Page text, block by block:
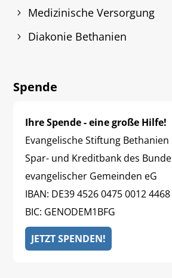
Medizinische Versorgung
Diakonie Bethanien
Spende
Ihre Spende - eine große Hilfe!
Evangelische Stiftung Bethanien
Spar- und Kreditbank des
evangelischer Gemeinden eG
IBAN: DE39 4526 0475 0012
BIC: GENODEM1BFG
JETZT SPENDEN!